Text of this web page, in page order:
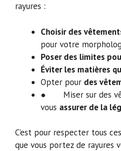
rayures :
Choisir des
pour votre
Poser des limites
Éviter les matières
Opter pour des
● Miser sur des
vous assurer de la
C’est pour respecter tous
que vous portez de rayures